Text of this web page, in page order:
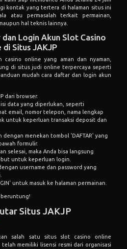
kontak yang tertera di halaman situs ini
atau permasalah terkait permainan,
hal teknis lainnya.
Login Akun Slot Casino
di Situs JAKJP
online yang aman dan nyaman,
di situs judi online terpercaya seperti
mudah cara daftar dan login akun
dari browser.
data yang diperlukan, seperti
email, nomor telepon, nama lengkap
untuk keperluan transaksi deposit dan
menekan tombol 'DAFTAR' yang
formulir.
selesai, maka Anda bisa langsung
untuk keperluan login.
username dan password yang
untuk masuk ke halaman permainan.
beruntung!
Situs JAKJP
salah satu situs slot casino online
memiliki lisensi resmi dari organisasi